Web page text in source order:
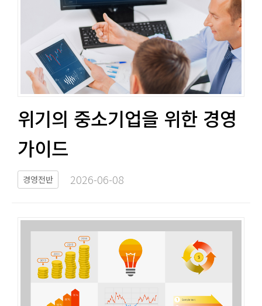
위기의 중소기업을 위한 경영
가이드​​
경영전반 2026-06-08​